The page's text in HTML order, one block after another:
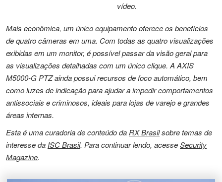
vídeo.
Mais econômica, um único equipamento oferece os benefícios
de quatro câmeras em uma. Com todas as quatro visualizações
exibidas em um monitor, é possível passar da visão geral para
as visualizações detalhadas com um único clique. A AXIS
M5000-G PTZ ainda possui recursos de foco automático, bem
como luzes de indicação para ajudar a impedir comportamentos
antissociais e criminosos, ideais para lojas de varejo e grandes
áreas internas.
Esta é uma curadoria de conteúdo da RX Brasilsobre temas de
interesse da ISC Brasil. Para continuar lendo, acesseSecurity
Magazine.